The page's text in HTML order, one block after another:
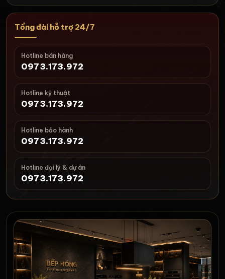
Tổng đài hỗ trợ 24/7
Hotline bán hàng
0973.173.972
Hotline kỹ thuật
0973.173.972
Hotline bảo hành
0973.173.972
Hotline đại lý & dự án
0973.173.972